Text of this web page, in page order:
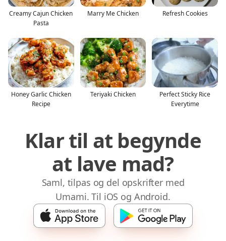
Creamy Cajun Chicken
Pasta
Marry Me Chicken Refresh Cookies
Honey Garlic Chicken
Recipe
Teriyaki Chicken
Perfect Sticky Rice
Everytime
Klar til at begynde
at lave mad?
Saml, tilpas og del opskrifter med
Umami. Til iOS og Android.